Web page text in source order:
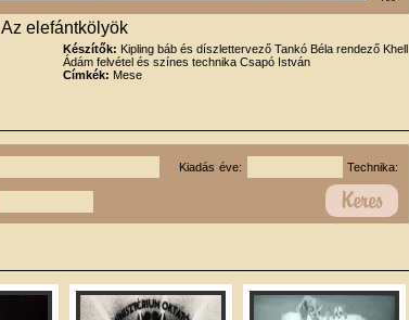
Az elefántkölyök
Készítők: Kipling báb és díszlettervező Tankó Béla rendező Khell
Ádám felvétel és színes technika Csapó István
Címkék: Mese
Kiadás éve: Technika: